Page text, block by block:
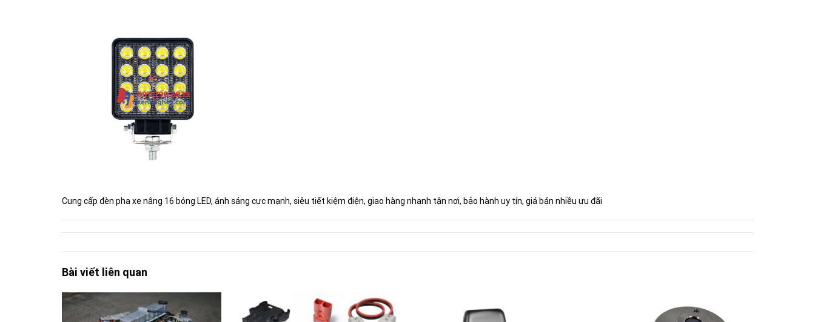
Cung cấp đèn pha xe nâng 16 bóng LED, ánh sáng cực mạnh, siêu tiết kiệm điện, giao hàng nhanh tận nơi, bảo hành uy tín, giá bán nhiều ưu đãi
Bài viết liên quan